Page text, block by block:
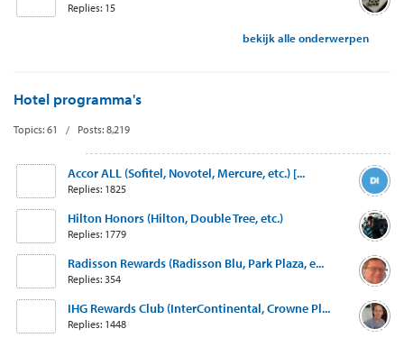
Replies: 15
bekijk alle onderwerpen
Hotel programma's
Topics: 61 / Posts: 8,219
Accor ALL (Sofitel, Novotel, Mercure, etc.) [...
Replies: 1825
Hilton Honors (Hilton, Double Tree, etc.)
Replies: 1779
Radisson Rewards (Radisson Blu, Park Plaza, e...
Replies: 354
IHG Rewards Club (InterContinental, Crowne Pl...
Replies: 1448